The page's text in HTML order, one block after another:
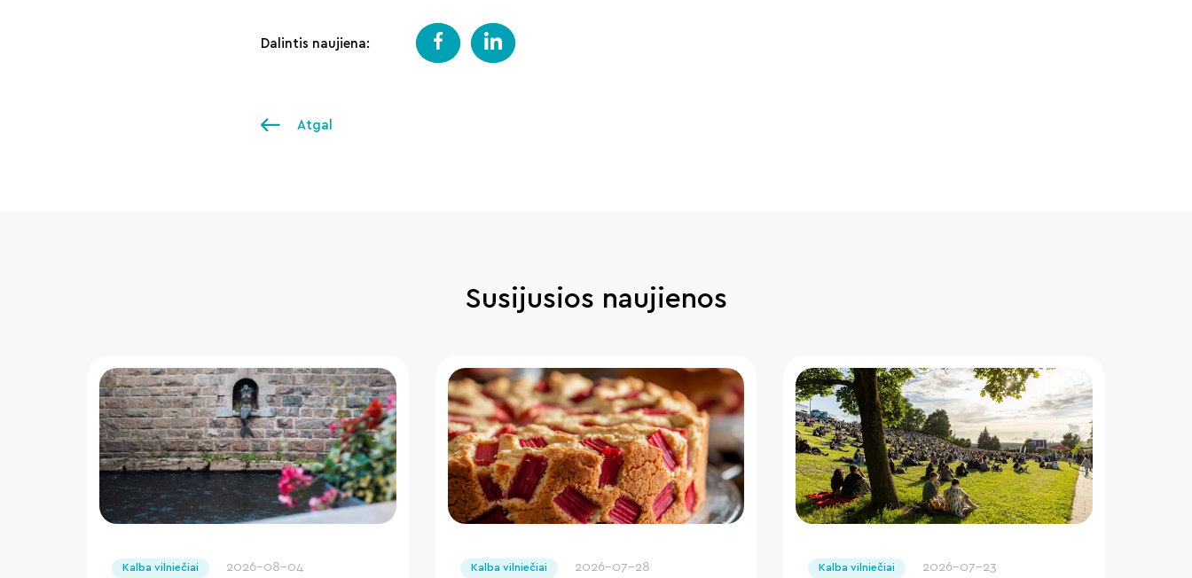
Dalintis naujiena:
Atgal
Susijusios naujienos
Kalba vilniečiai 2026-08-04 Kalba vilniečiai 2026-07-28 Kalba vilniečiai 2026-07-23